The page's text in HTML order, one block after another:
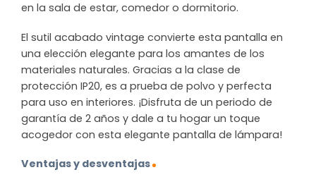
en la sala de estar, comedor o dormitorio.
El sutil acabado vintage convierte esta pantalla en
una elección elegante para los amantes de los
materiales naturales. Gracias a la clase de
protección IP20, es a prueba de polvo y perfecta
para uso en interiores. ¡Disfruta de un periodo de
garantía de 2 años y dale a tu hogar un toque
acogedor con esta elegante pantalla de lámpara!
Ventajas y desventajas